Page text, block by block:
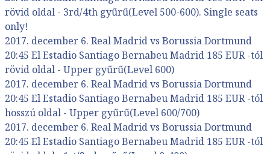
rövid oldal - 3rd/4th gyűrű(Level 500-600). Single seats
only!
2017. december 6. Real Madrid vs Borussia Dortmund
20:45 El Estadio Santiago Bernabeu Madrid 185 EUR -tól
rövid oldal - Upper gyűrű(Level 600)
2017. december 6. Real Madrid vs Borussia Dortmund
20:45 El Estadio Santiago Bernabeu Madrid 185 EUR -tól
hosszú oldal - Upper gyűrű(Level 600/700)
2017. december 6. Real Madrid vs Borussia Dortmund
20:45 El Estadio Santiago Bernabeu Madrid 185 EUR -tól